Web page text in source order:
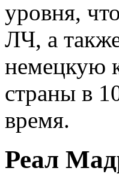
уровня,
ЛЧ, а
немецкую
страны в
время.
Реал